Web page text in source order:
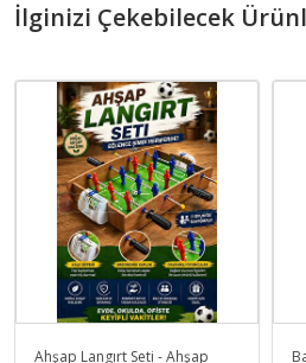
İlginizi Çekebilecek
Ahşap Langırt Seti - Ahşap